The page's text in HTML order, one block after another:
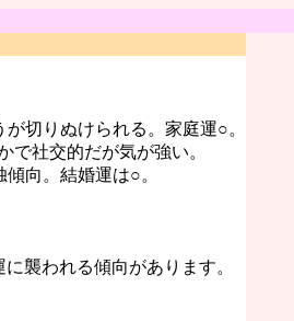
切りぬけられる。家庭運○。
社交的だが気が強い。
向。結婚運は○。
襲われる傾向があります。